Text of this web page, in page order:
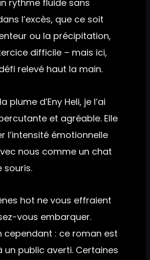
rythme fluide sans
l’excès, que ce soit
ou la précipitation,
difficile – mais ici,
relevé haut la main.
plume d’Eny Heli, je l’ai
et agréable. Elle
l’intensité émotionnelle
nous comme un chat
souris.
hot ne vous effraient
vous embarquer.
cependant : ce roman est
un public averti. Certaines